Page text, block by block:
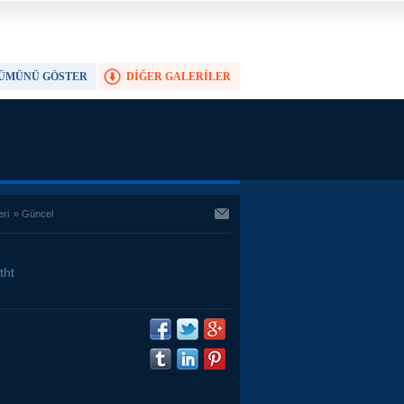
DİĞER GALERİLER
GÖSTER
» Güncel